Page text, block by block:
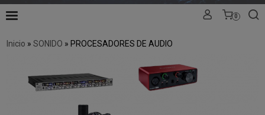
0
Inicio » SONIDO » PROCESADORES DE AUDIO